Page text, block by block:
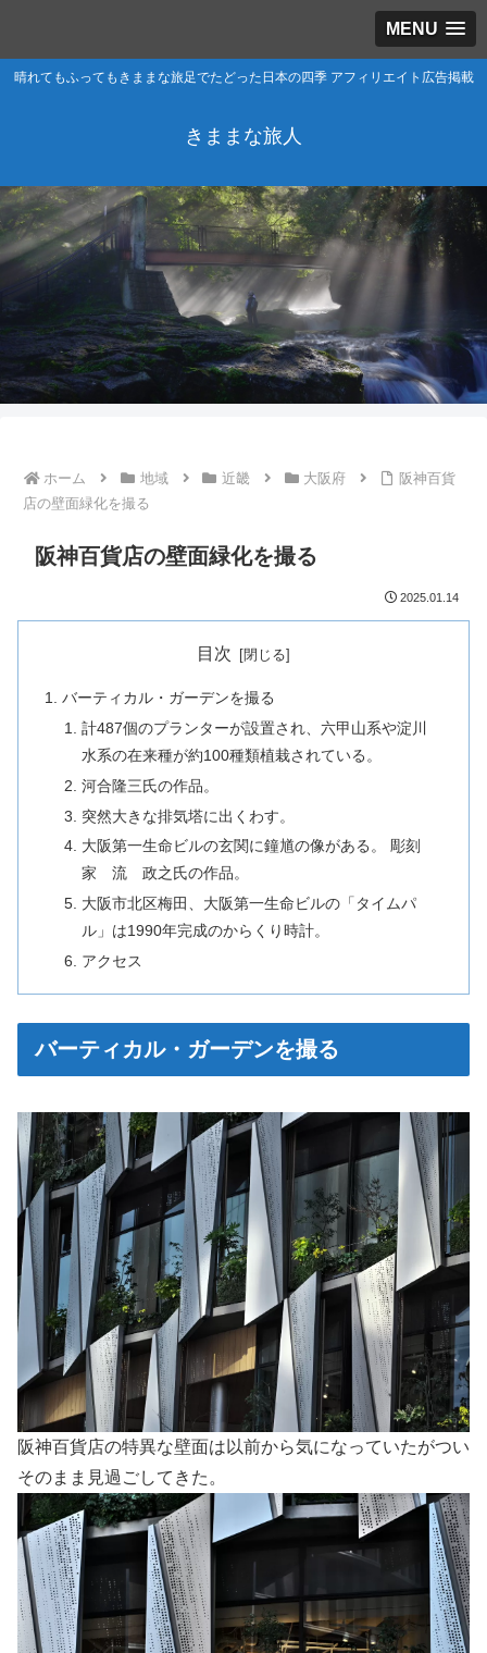
MENU
晴れてもふってもきままな旅足でたどった日本の四季 アフィリエイト広告掲載
きままな旅人
ホーム 地域 近畿 大阪府
阪神百貨
店の壁面緑化を撮る
阪神百貨店の壁面緑化を撮る
2025.01.14
目次
バーティカル・ガーデンを撮る
計487個のプランターが設置され、六甲山系や淀川
水系の在来種が約100種類植栽されている。
河合隆三氏の作品。
突然大きな排気塔に出くわす。
大阪第一生命ビルの玄関に鐘馗の像がある。 彫刻
家 流 政之氏の作品。
大阪市北区梅田、大阪第一生命ビルの「タイムパ
ル」は1990年完成のからくり時計。
アクセス
バーティカル・ガーデンを撮る
阪神百貨店の特異な壁面は以前から気になっていたがつい
そのまま見過ごしてきた。